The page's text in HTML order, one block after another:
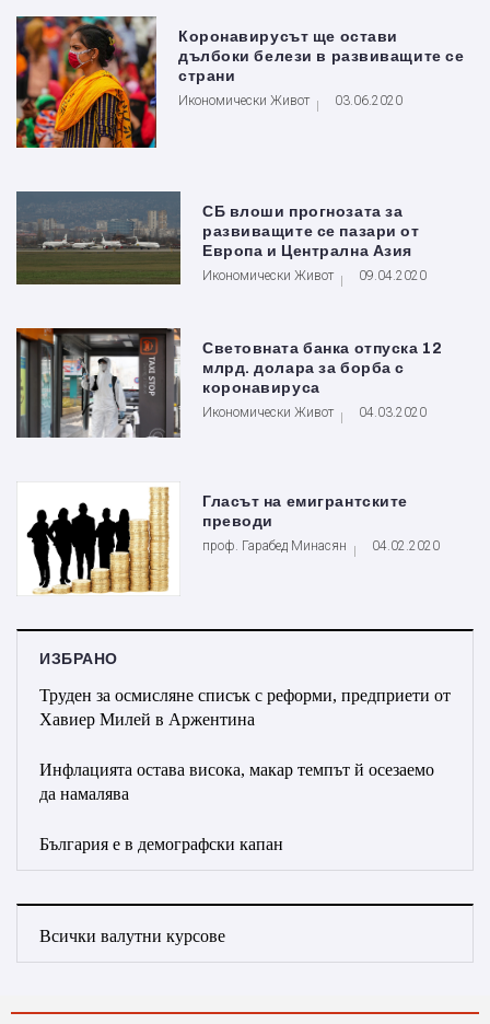
Коронавирусът ще остави
дълбоки белези в развиващите се
страни
Икономически Живот 03.06.2020
СБ влоши прогнозата за
развиващите се пазари от
Европа и Централна Азия
Икономически Живот 09.04.2020
Световната банка отпуска 12
млрд. долара за борба с
коронавируса
Икономически Живот 04.03.2020
Гласът на емигрантските
преводи
проф. Гарабед Минасян 04.02.2020
ИЗБРАНО
Труден за осмисляне списък с реформи, предприети от
Хавиер Милей в Аржентина
Инфлацията остава висока, макар темпът й осезаемо
да намалява
България е в демографски капан
Всички валутни курсове